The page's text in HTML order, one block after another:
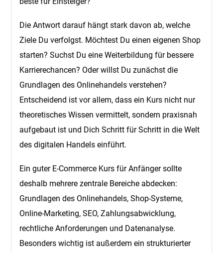
Die Antwort darauf hängt stark davon ab, welche
Ziele Du verfolgst. Möchtest Du einen eigenen Shop
starten? Suchst Du eine Weiterbildung für bessere
Karrierechancen? Oder willst Du zunächst die
Grundlagen des Onlinehandels verstehen?
Entscheidend ist vor allem, dass ein Kurs nicht nur
theoretisches Wissen vermittelt, sondern praxisnah
aufgebaut ist und Dich Schritt für Schritt in die Welt
des digitalen Handels einführt.
Ein guter E-Commerce Kurs für Anfänger sollte
deshalb mehrere zentrale Bereiche abdecken:
Grundlagen des Onlinehandels, Shop-Systeme,
Online-Marketing, SEO, Zahlungsabwicklung,
rechtliche Anforderungen und Datenanalyse.
Besonders wichtig ist außerdem ein strukturierter